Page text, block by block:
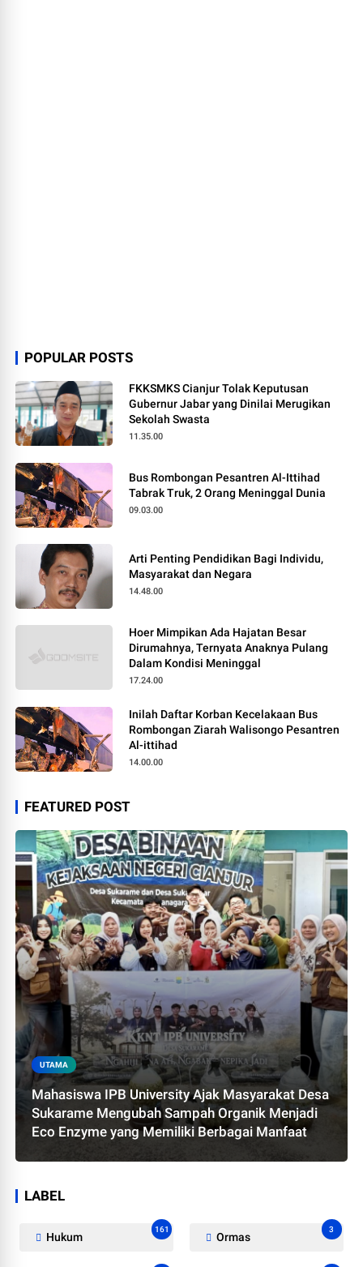
POPULAR POSTS
FKKSMKS Cianjur Tolak Keputusan
Gubernur Jabar yang Dinilai Merugikan
Sekolah Swasta
11.35.00
Bus Rombongan Pesantren Al-Ittihad
Tabrak Truk, 2 Orang Meninggal Dunia
09.03.00
Arti Penting Pendidikan Bagi Individu,
Masyarakat dan Negara
14.48.00
Hoer Mimpikan Ada Hajatan Besar
Dirumahnya, Ternyata Anaknya Pulang
Dalam Kondisi Meninggal
17.24.00
Inilah Daftar Korban Kecelakaan Bus
Rombongan Ziarah Walisongo Pesantren
Al-ittihad
14.00.00
FEATURED POST
UTAMA
Mahasiswa IPB University Ajak Masyarakat Desa
Sukarame Mengubah Sampah Organik Menjadi
Eco Enzyme yang Memiliki Berbagai Manfaat
LABEL
Hukum
161
Ormas
3